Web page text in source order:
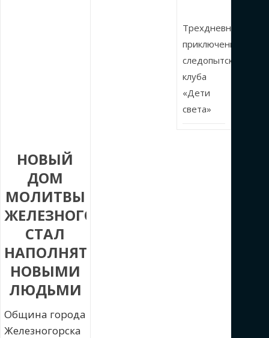
НОВЫЙ
ДОМ
МОЛИТВЫ
ЖЕЛЕЗНОГОРСКА
СТАЛ
НАПОЛНЯТЬСЯ
НОВЫМИ
ЛЮДЬМИ
Община города
Железногорска
Трехдневные
приключения
следопытского
клуба
«Дети
света»